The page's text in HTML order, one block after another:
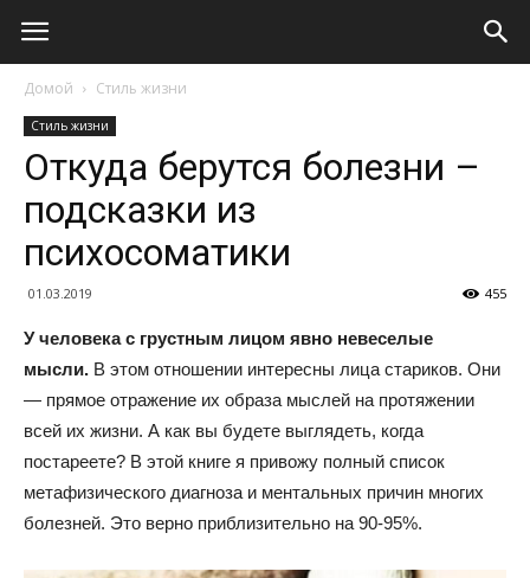
Домой Стиль жизни
Стиль жизни
Откуда берутся болезни –
подсказки из
психосоматики
01.03.2019 455
У человека с грустным лицом явно невеселые
мысли. В этом отношении интересны лица стариков. Они
— прямое отражение их образа мыслей на протяжении
всей их жизни. А как вы будете выглядеть, когда
постареете? В этой книге я привожу полный список
метафизического диагноза и ментальных причин многих
болезней. Это верно приблизительно на 90-95%.